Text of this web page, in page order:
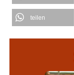
teilen